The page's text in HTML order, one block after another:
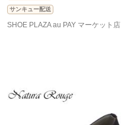
サンキュー配送
SHOE PLAZA au PAY マーケット店